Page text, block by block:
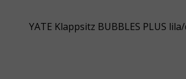
YATE Klappsitz BUBBLES PLUS